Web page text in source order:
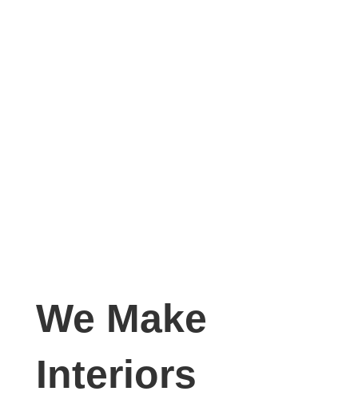
We Make
Interiors